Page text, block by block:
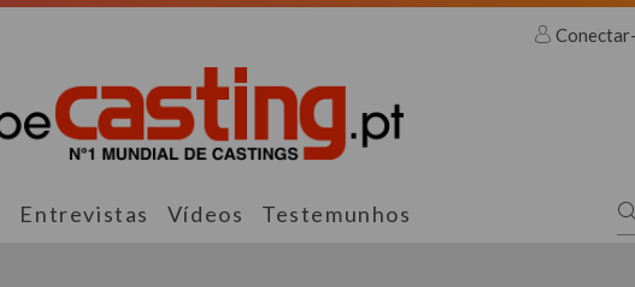
Entrevistas Vídeos Testemunhos